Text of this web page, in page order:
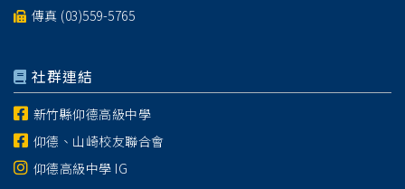
傳真 (03)559-5765
社群連結
新竹縣仰德高級中學
仰德、山崎校友聯合會
仰德高級中學 IG